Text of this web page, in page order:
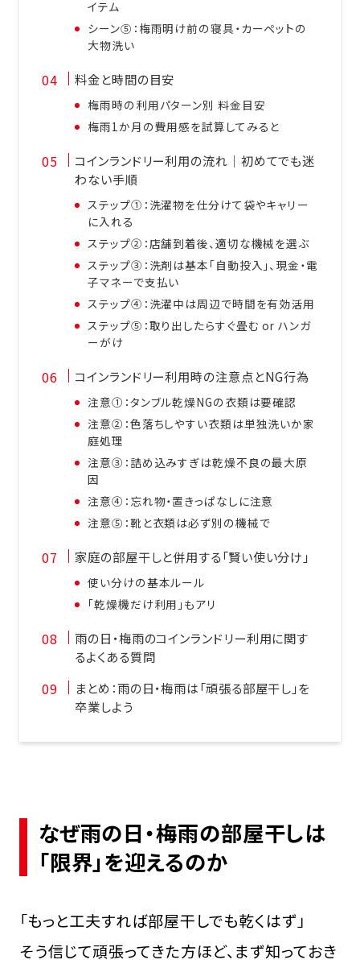
イテム
シーン⑤：梅雨明け前の寝具・カーペットの
大物洗い
料金と時間の目安
梅雨時の利用パターン別 料金目安
梅雨1か月の費用感を試算してみると
コインランドリー利用の流れ｜初めてでも迷
わない手順
ステップ①：洗濯物を仕分けて袋やキャリー
に入れる
ステップ②：店舗到着後、適切な機械を選ぶ
ステップ③：洗剤は基本「自動投入」、現金・電
子マネーで支払い
ステップ④：洗濯中は周辺で時間を有効活用
ステップ⑤：取り出したらすぐ畳む or ハンガ
ーがけ
コインランドリー利用時の注意点とNG行為
注意①：タンブル乾燥NGの衣類は要確認
注意②：色落ちしやすい衣類は単独洗いか家
庭処理
注意③：詰め込みすぎは乾燥不良の最大原
因
注意④：忘れ物・置きっぱなしに注意
注意⑤：靴と衣類は必ず別の機械で
家庭の部屋干しと併用する「賢い使い分け」
使い分けの基本ルール
「乾燥機だけ利用」もアリ
雨の日・梅雨のコインランドリー利用に関す
るよくある質問
まとめ：雨の日・梅雨は「頑張る部屋干し」を
卒業しよう
なぜ雨の日・梅雨の部屋干しは
「限界」を迎えるのか
「もっと工夫すれば部屋干しでも乾くはず」
――そう信じて頑張ってきた方ほど、まず知っておき